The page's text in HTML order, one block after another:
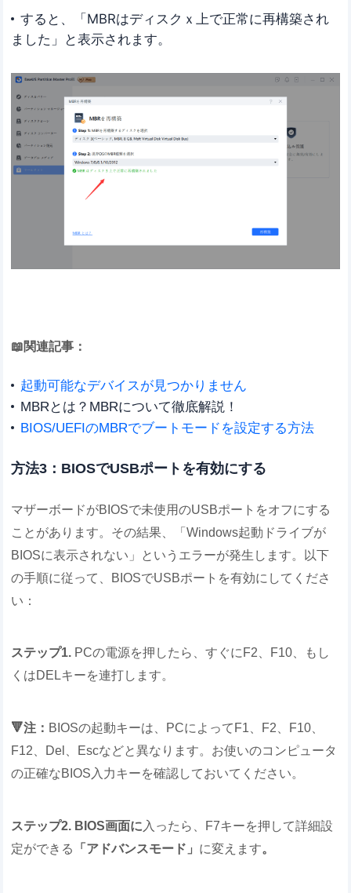
すると、「MBRはディスクｘ上で正常に再構築され
ました」と表示されます。
📖関連記事：
起動可能なデバイスが見つかりません
MBRとは？MBRについて徹底解説！
BIOS/UEFIのMBRでブートモードを設定する方法
方法3：BIOSでUSBポートを有効にする
マザーボードがBIOSで未使用のUSBポートをオフにする
ことがあります。その結果、「Windows起動ドライブが
BIOSに表示されない」というエラーが発生します。以下
の手順に従って、BIOSでUSBポートを有効にしてくださ
い：
ステップ1. PCの電源を押したら、すぐにF2、F10、もし
くはDELキーを連打します。
🔻注： BIOSの起動キーは、PCによってF1、F2、F10、
F12、Del、Escなどと異なります。お使いのコンピュータ
の正確なBIOS入力キーを確認しておいてください。
ステップ2. BIOS画面に 入ったら、F7キーを押して詳細設
定ができる
「アドバンスモード」 に変えます。